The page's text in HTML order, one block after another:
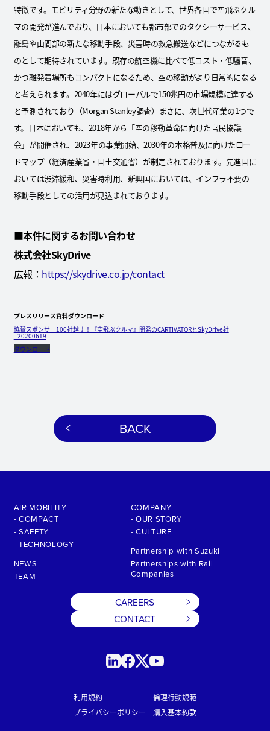
特徴です。モビリティ分野の新たな動きとして、世界各国で空飛ぶクル
マの開発が進んでおり、日本においても都市部でのタクシーサービス、
離島や山間部の新たな移動手段、災害時の救急搬送などにつながるも
のとして期待されています。既存の航空機に比べて低コスト・低騒音、
かつ離発着場所もコンパクトになるため、空の移動がより日常的になる
と考えられます。2040年にはグローバルで150兆円の市場規模に達する
と予測されており（Morgan Stanley調査）まさに、次世代産業の1つで
す。日本においても、2018年から「空の移動革命に向けた官民協議
会」が開催され、2023年の事業開始、2030年の本格普及に向けたロー
ドマップ（経済産業省・国土交通省）が制定されております。先進国に
おいては渋滞緩和、災害時利用、新興国においては、インフラ不要の
移動手段としての活用が見込まれております。
■本件に関するお問い合わせ
株式会社SkyDrive
広報： https://skydrive.co.jp/contact
プレスリリース資料ダウンロード
協賛スポンサー100社越す！『空飛ぶクルマ』開発のCARTIVATORとSkyDrive社
_20200619
ダウンロード
BACK
AIR MOBILITY
- COMPACT
- SAFETY
- TECHNOLOGY
NEWS
TEAM
COMPANY
- OUR STORY
- CULTURE
Partnership with Suzuki
Partnerships with Rail
Companies
CAREERS
CONTACT
利用規約
プライバシーポリシー
倫理行動規範
購入基本約款